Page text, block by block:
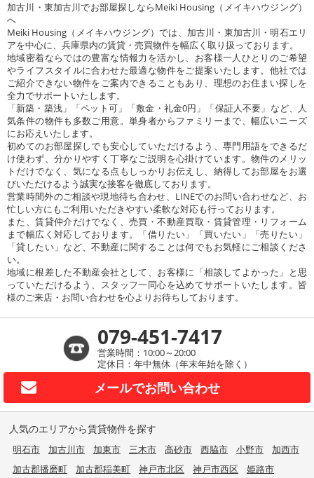
加古川・東加古川でお部屋探しならMeiki Housing（メイキハウジング）
へ
Meiki Housing（メイキハウジング）では、加古川・東加古川・明石エリ
アを中心に、兵庫県内の賃貸・売買物件を幅広く取り扱っております。
地域密着ならではの豊富な情報力を活かし、お客様一人ひとりのご希望
やライフスタイルに合わせた最適な物件をご提案いたします。他社では
ご紹介できない物件をご案内できることもあり、理想のお住まい探しを
全力でサポートいたします。
「新築・築浅」「ペット可」「敷金・礼金0円」「保証人不要」など、人
気条件の物件も多数ご用意。単身者からファミリーまで、幅広いニーズ
にお応えいたします。
初めてのお部屋探しでも安心していただけるよう、専門用語をできるだ
け使わず、分かりやすく丁寧なご説明を心掛けています。物件のメリッ
トだけでなく、気になる点もしっかりお伝えし、納得してお部屋をお選
びいただけるよう誠実な接客を徹底しております。
営業時間外のご相談や現地待ち合わせ、LINEでのお問い合わせなど、お
忙しい方にもご利用いただきやすい柔軟な対応も行っております。
また、賃貸仲介だけでなく、売買・不動産買取・賃貸管理・リフォーム
まで幅広く対応しております。「借りたい」「買いたい」「売りたい」
「貸したい」など、不動産に関することは何でもお気軽にご相談くださ
い。
地域に根差した不動産会社として、お客様に「相談してよかった」と思
っていただけるよう、スタッフ一同心を込めてサポートいたします。皆
様のご来店・お問い合わせを心よりお待ちしております。
079-451-7417
営業時間：10:00～20:00
定休日：年中無休（年末年始を除く）
メールでお問い合わせ
人気のエリアから賃貸物件を探す
明石市 加古川市 加東市 三木市 高砂市 西脇市 小野市
加西市
加古郡播磨町
加古郡稲美町 神戸市北区 神戸市西区
姫路市